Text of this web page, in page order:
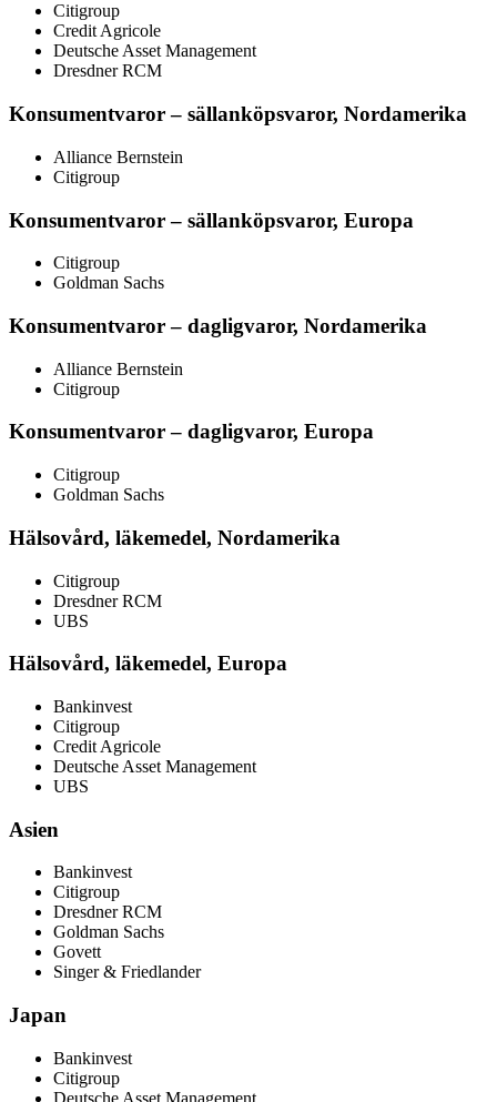
Citigroup
Credit Agricole
Deutsche Asset Management
Dresdner RCM
Konsumentvaror – sällanköpsvaror, Nordamerika
Alliance Bernstein
Citigroup
Konsumentvaror – sällanköpsvaror, Europa
Citigroup
Goldman Sachs
Konsumentvaror – dagligvaror, Nordamerika
Alliance Bernstein
Citigroup
Konsumentvaror – dagligvaror, Europa
Citigroup
Goldman Sachs
Hälsovård, läkemedel, Nordamerika
Citigroup
Dresdner RCM
UBS
Hälsovård, läkemedel, Europa
Bankinvest
Citigroup
Credit Agricole
Deutsche Asset Management
UBS
Asien
Bankinvest
Citigroup
Dresdner RCM
Goldman Sachs
Govett
Singer & Friedlander
Japan
Bankinvest
Citigroup
Deutsche Asset Management